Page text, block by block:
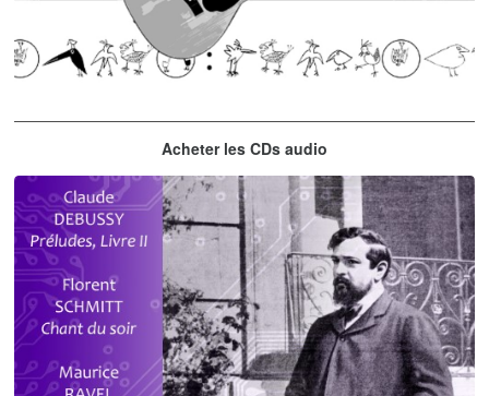
Thelonious MonkAcheter les CDs audio